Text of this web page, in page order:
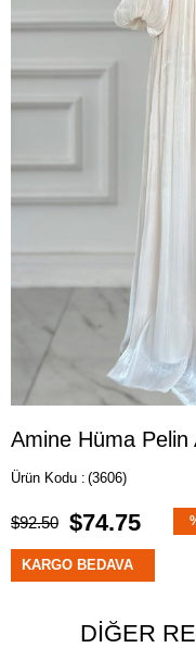
Amine Hüma Pelin
(3606)
$92.50 $74.75
KARGO BEDAVA
DIĞER